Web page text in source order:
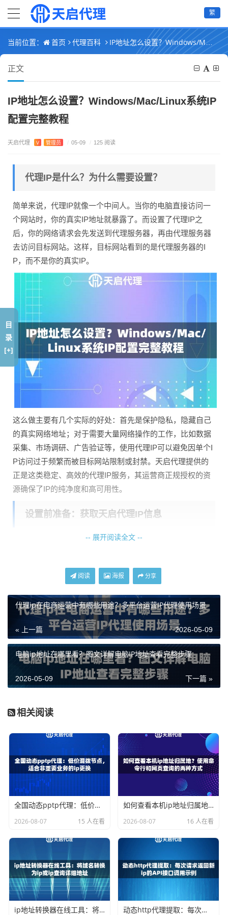
繁
当前位置： 首页 代理百科 IP地址怎么设置？Windows/Mac/Linux系统IP配置完整教程
正文
IP地址怎么设置？Windows/Mac/Linux系统IP
配置完整教程
天启代理 V 管理员 / 05-09 / 125 阅读
代理IP是什么？为什么需要设置？
简单来说，代理IP就像一个中间人。当你的电脑直接访问一
个网站时，你的真实IP地址就暴露了。而设置了代理IP之
后，你的网络请求会先发送到代理服务器，再由代理服务器
去访问目标网站。这样，目标网站看到的是代理服务器的I
P，而不是你的真实IP。
这么做主要有几个实际的好处：首先是保护隐私，隐藏自己
的真实网络地址；对于需要大量网络操作的工作，比如数据
采集、市场调研、广告验证等，使用代理IP可以避免因单个I
P访问过于频繁而被目标网站限制或封禁。天启代理提供的
正是这类稳定、高效的代理IP服务，其运营商正规授权的资
源确保了IP的纯净度和高可用性。
设置前准备：获取天启代理IP信息
在开始配置系统之前，你需要从天启代理的后台获取关键的
代理服务器地址：例如 proxy.tianqiip.com
协议类型：天启代理支持HTTP、HTTPS和SOCKS5协
议，请根据你的业务需求选择。
认证方式
：天启代理支持终端IP授权和账号密码授权。
如果使用账号密码授权，你还需要准备好用户名和密
码。
天启代理的API接口请求时间小于1秒，这意味着你获取IP信
息的速度非常快，不会影响工作效率。准备好这些信息，我
Windows系统的设置相对直观，主要通过图形化界面完成。
详细步骤：
打开“设置” > “网络和Internet” > “代理”。
在“手动设置代理”部分，将开关切换到“开”。
在“地址”栏填入从天启代理获取的服务器地址（如 prox
在“端口”栏填入对应的端口号（如 8080）。
如果你的代理服务需要认证，系统通常会弹出窗口要求
输入天启代理提供的用户名和密码。
点击“保存”即可。
一个小技巧：你可以勾选“对于本地(Intranet)地址不使用代理
服务器”，这样访问公司内部网络或本地设备时会更快。天启
-- 展开阅读全文 --
阅读 海报 分享
代理ip在电商运营中有哪些用途？多平台运营IP代理使用场景
« 上一篇 2026-05-09
电脑ip地址在哪里看？图文详解电脑IP地址查看完整步骤
下一篇 »
2026-05-09
相关阅读
全国动态pptp代理：低价混拨节点，适合非重要业务的ip更换
2026-08-07 15 人在看
如何查看本机ip地址归属地？使用命令行和网页查询的两种方式
2026-08-07 16 人在看
ip地址转换器在线工具：将域名转换为ip或ip查询详细地址 动态http代理提取：每次请求返回新ip的API接口调用示例
目
录
[+]